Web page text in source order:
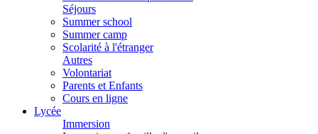
Séjours
Summer school
Summer camp
Scolarité à l'étranger
Autres
Volontariat
Parents et Enfants
Cours en ligne
Lycée
Immersion